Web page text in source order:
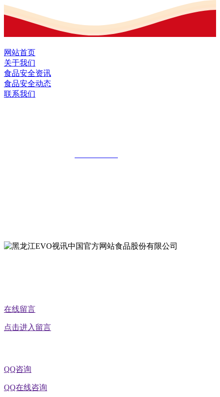
网站首页
关于我们
食品安全资讯
食品安全动态
联系我们
在线留言
点击进入留言
QQ咨询
QQ在线咨询